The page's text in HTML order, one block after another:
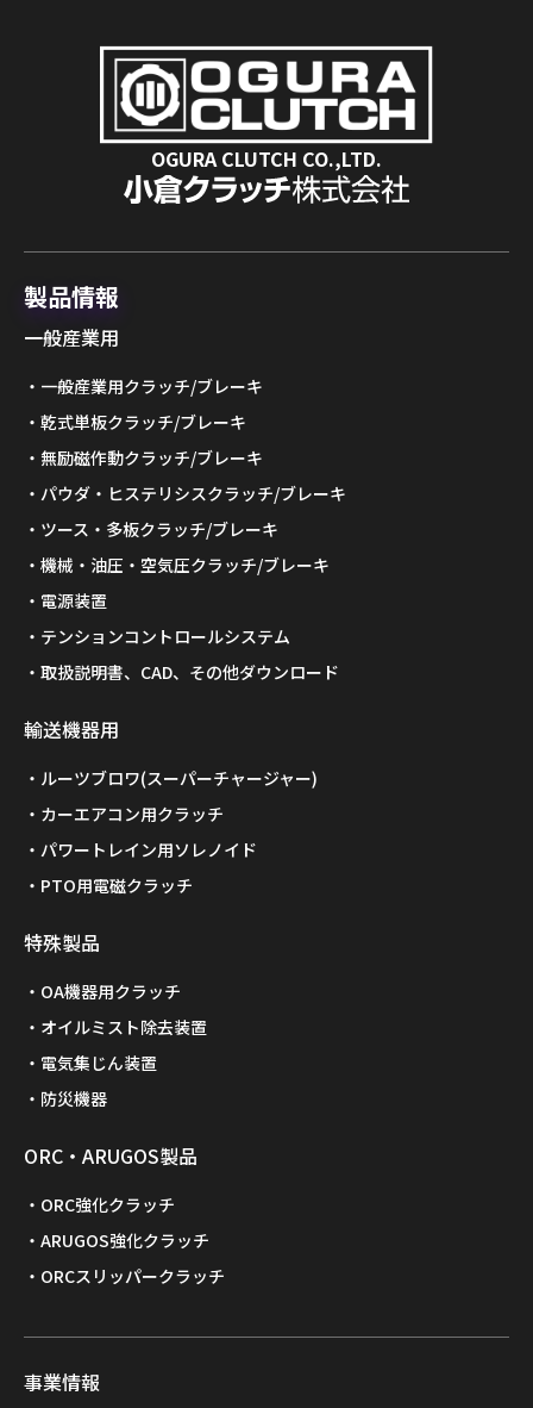
OGURA CLUTCH CO.,LTD.
製品情報
一般産業用
一般産業用クラッチ/ブレーキ
乾式単板クラッチ/ブレーキ
無励磁作動クラッチ/ブレーキ
パウダ・ヒステリシスクラッチ/ブレーキ
ツース・多板クラッチ/ブレーキ
機械・油圧・空気圧クラッチ/ブレーキ
電源装置
テンションコントロールシステム
取扱説明書、CAD、その他ダウンロード
輸送機器用
ルーツブロワ(スーパーチャージャー)
カーエアコン用クラッチ
パワートレイン用ソレノイド
PTO用電磁クラッチ
特殊製品
OA機器用クラッチ
オイルミスト除去装置
電気集じん装置
防災機器
ORC・ARUGOS製品
ORC強化クラッチ
ARUGOS強化クラッチ
ORCスリッパークラッチ
事業情報